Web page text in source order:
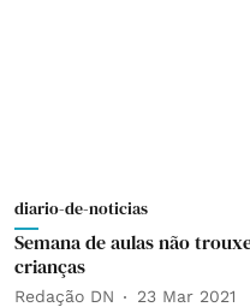
diario-de-noticias
Semana de aulas não
crianças
Redação DN 23 Mar 2021